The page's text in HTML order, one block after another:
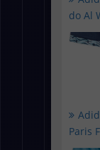
do Al
Paris